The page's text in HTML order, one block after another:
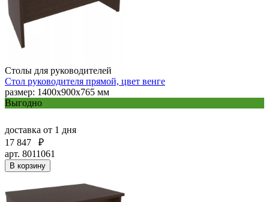
Столы для руководителей
Стол руководителя прямой, цвет венге
размер: 1400x900x765 мм
Выгодно
доставка от 1 дня
17 847
₽
арт. 8011061
В корзину